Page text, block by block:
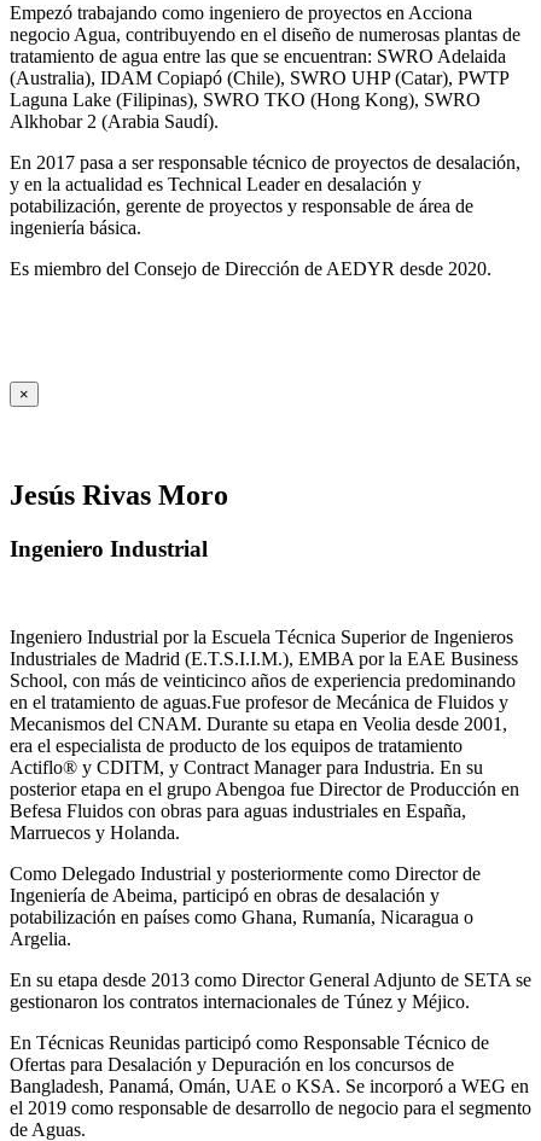
Empezó trabajando como ingeniero de proyectos en Acciona
negocio Agua, contribuyendo en el diseño de numerosas plantas de
tratamiento de agua entre las que se encuentran: SWRO Adelaida
(Australia), IDAM Copiapó (Chile), SWRO UHP (Catar), PWTP
Laguna Lake (Filipinas), SWRO TKO (Hong Kong), SWRO
Alkhobar 2 (Arabia Saudí).
En 2017 pasa a ser responsable técnico de proyectos de desalación,
y en la actualidad es Technical Leader en desalación y
potabilización, gerente de proyectos y responsable de área de
ingeniería básica.
Es miembro del Consejo de Dirección de AEDYR desde 2020.
×
Jesús Rivas Moro
Ingeniero Industrial
Ingeniero Industrial por la Escuela Técnica Superior de Ingenieros
Industriales de Madrid (E.T.S.I.I.M.), EMBA por la EAE Business
School, con más de veinticinco años de experiencia predominando
en el tratamiento de aguas.Fue profesor de Mecánica de Fluidos y
Mecanismos del CNAM. Durante su etapa en Veolia desde 2001,
era el especialista de producto de los equipos de tratamiento
Actiflo® y CDITM, y Contract Manager para Industria. En su
posterior etapa en el grupo Abengoa fue Director de Producción en
Befesa Fluidos con obras para aguas industriales en España,
Marruecos y Holanda.
Como Delegado Industrial y posteriormente como Director de
Ingeniería de Abeima, participó en obras de desalación y
potabilización en países como Ghana, Rumanía, Nicaragua o
Argelia.
En su etapa desde 2013 como Director General Adjunto de SETA se
gestionaron los contratos internacionales de Túnez y Méjico.
En Técnicas Reunidas participó como Responsable Técnico de
Ofertas para Desalación y Depuración en los concursos de
Bangladesh, Panamá, Omán, UAE o KSA. Se incorporó a WEG en
el 2019 como responsable de desarrollo de negocio para el segmento
de Aguas.